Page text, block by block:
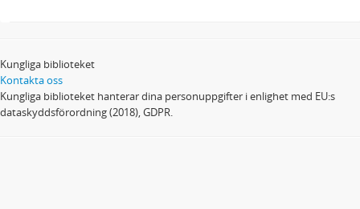
Kungliga biblioteket
Kontakta oss
Kungliga biblioteket hanterar dina personuppgifter i enlighet med EU:s
dataskyddsförordning (2018), GDPR.